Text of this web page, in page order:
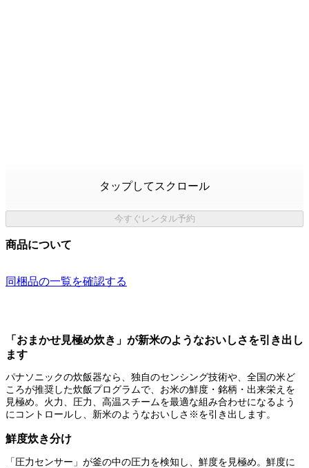
タップしてスクロール
今すぐレンタル予約
商品について
同梱品の一覧を確認する
「おまかせ見極め炊き」が新米のようなおいしさを引き出し
ます
パナソニックの炊飯器なら、独自のセンシング技術や、全国の米ど
ころが推奨した炊飯プログラムで、お米の鮮度・銘柄・出来栄えを
見極め。火力、圧力、高温スチームを最適な組み合わせになるよう
にコントロールし、新米のようなおいしさ※を引き出します。
鮮度炊き分け
「圧力センサー」が釜の中の圧力を検知し、鮮度を見極め。鮮度に